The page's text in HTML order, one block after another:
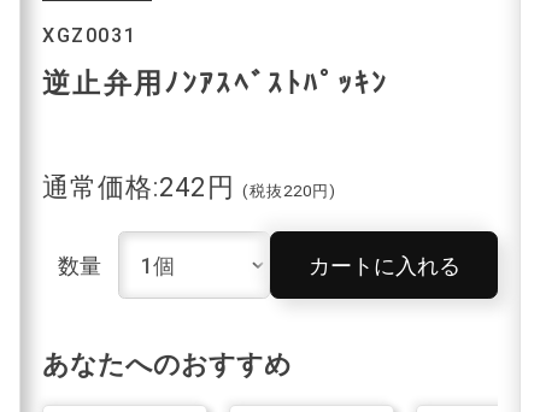
XGZ0031
逆止弁用ﾉﾝｱｽﾍﾞｽﾄﾊﾟｯｷﾝ
通常価格:242円 (税抜220円)
数量 カートに入れる
あなたへのおすすめ